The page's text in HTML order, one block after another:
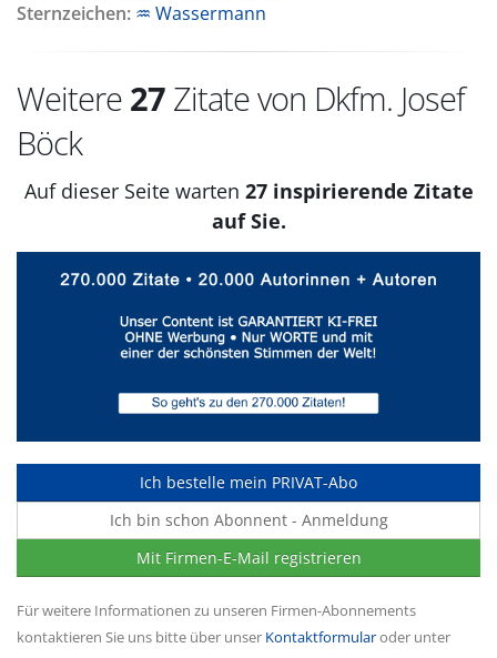
Sternzeichen: ♒ Wassermann
Weitere 27 Zitate von Dkfm. Josef
Böck
Auf dieser Seite warten 27 inspirierende Zitate
auf Sie.
Ich bestelle mein PRIVAT-Abo
Ich bin schon Abonnent - Anmeldung
Mit Firmen-E-Mail registrieren
Für weitere Informationen zu unseren Firmen-Abonnements
kontaktieren Sie uns bitte über unser Kontaktformularoder unter